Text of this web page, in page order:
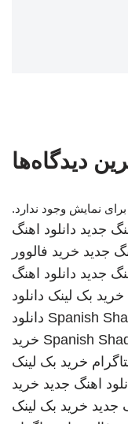
دیدگاه‌ها
نمایش وجود ندارد.
جدید دانلود اهنگ
جدید خرید فالوور
جدید دانلود اهنگ
خرید بک لینک دانلود
Spanish دانلود
Spanish خرید
خرید بک لینک
اهنگ جدید خرید
جدید خرید بک لینک